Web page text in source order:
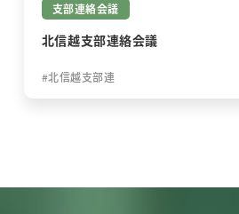
支部連絡会議
北信越支部連絡会議
北信越支部連